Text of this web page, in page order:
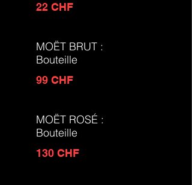
22 CHF
MOËT BRUT :
Bouteille
99 CHF
MOËT ROSÉ :
Bouteille
130 CHF